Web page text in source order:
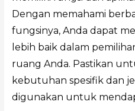
Dengan memahami
fungsinya, Anda dapat
lebih baik dalam
ruang Anda. Pastikan
kebutuhan spesifik dan
digunakan untuk